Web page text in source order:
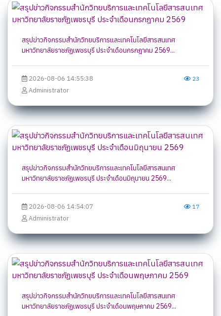
สรุปข่าวกิจกรรมสำนักวิทยบริการและเทคโนโลยีสารสนเทศ
มหาวิทยาลัยราชภัฏเพชรบุรี ประจำเดือนกรกฎาคม 2569...
2026-08-06 14:55:38
Administrator
23
สรุปข่าวกิจกรรมสำนักวิทยบริการและเทคโนโลยีสารสนเทศ
มหาวิทยาลัยราชภัฏเพชรบุรี ประจำเดือนมิถุนายน 2569...
2026-08-06 14:54:07
Administrator
17
สรุปข่าวกิจกรรมสำนักวิทยบริการและเทคโนโลยีสารสนเทศ
มหาวิทยาลัยราชภัฏเพชรบุรี ประจำเดือนพฤษภาคม 2569...